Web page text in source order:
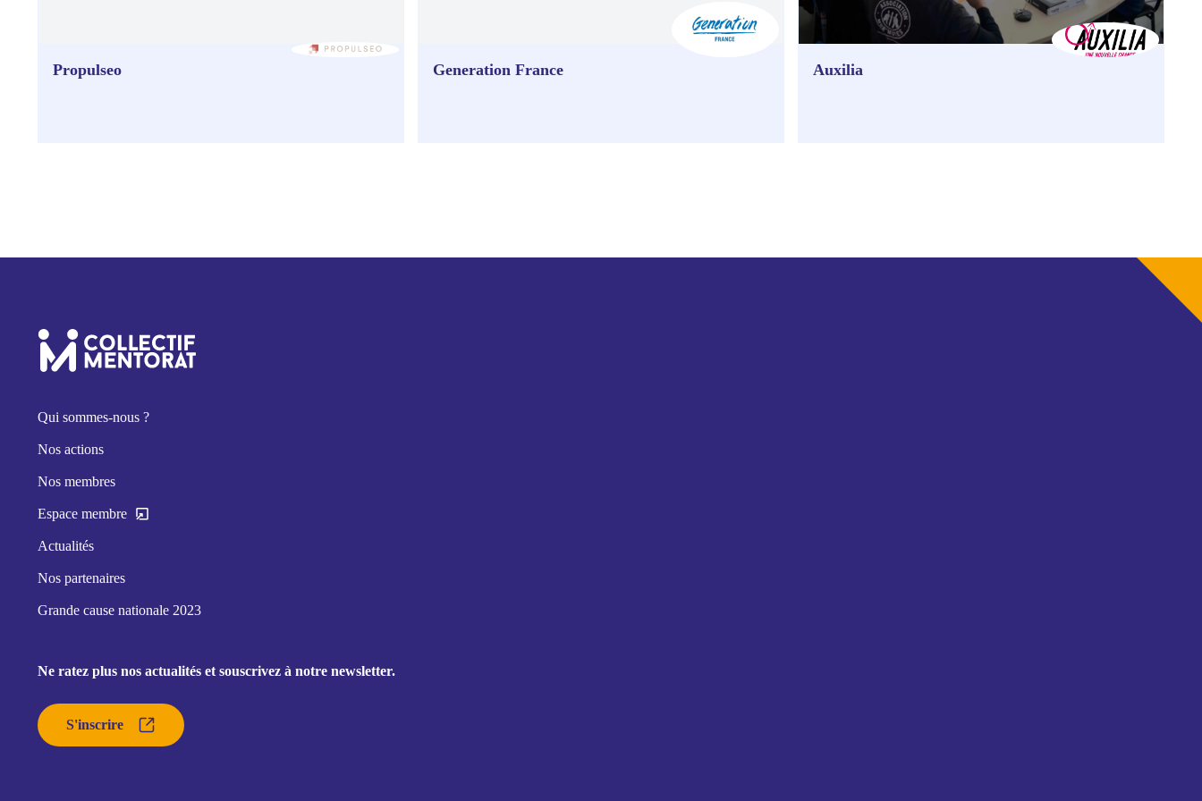
Propulseo Generation France Auxilia
Qui sommes-nous ?
Nos actions
Nos membres
Espace membre
Actualités
Nos partenaires
Grande cause nationale 2023
Ne ratez plus nos actualités et souscrivez à notre newsletter.
S'inscrire